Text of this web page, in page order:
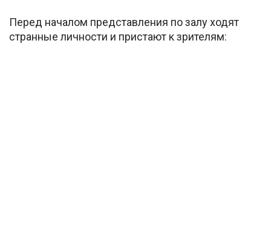
Перед началом представления по залу ходят
странные личности и пристают к зрителям: